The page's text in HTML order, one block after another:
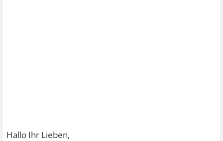
Hallo Ihr Lieben,